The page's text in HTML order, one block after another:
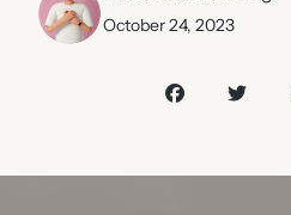
October 24, 2023